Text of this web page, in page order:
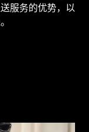
服务的优势，以